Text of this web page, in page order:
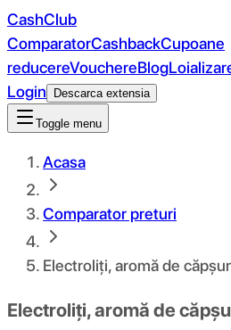
CashClub
ComparatorCashbackCupoane
reducereVouchereBlog
Login
Descarca extensia
Toggle menu
Acasa
Comparator preturi
Electroliți, aromă de
Electroliți, aromă de